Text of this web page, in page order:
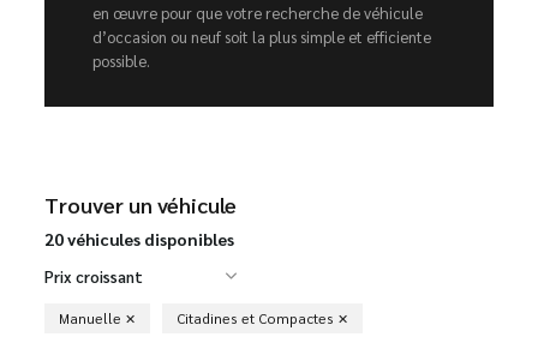
en œuvre pour que votre recherche de véhicule
d’occasion ou neuf soit la plus simple et efficiente
possible.
Trouver un véhicule
20 véhicules disponibles
Prix croissant
Manuelle Citadines et Compactes